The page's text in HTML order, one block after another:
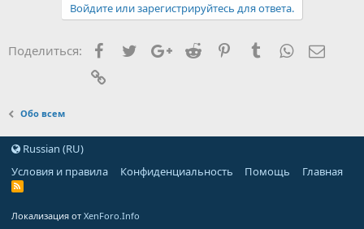
Войдите или зарегистрируйтесь для ответа.
Поделиться: FacebookTwitterGoogle+
Reddit PinterestTumblrWhatsApp
Обо всем
Russian (RU)
Условия и правила
Конфиденциальность Помощь Главная
Локализация от XenForo.Info